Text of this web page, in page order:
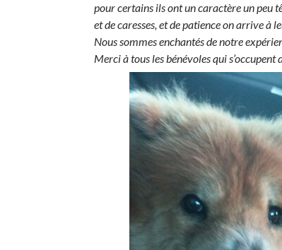
pour certains ils ont un caractère un peu
et de caresses, et de patience on arrive à
Nous sommes enchantés de notre
Merci à tous les bénévoles qui s’occupent